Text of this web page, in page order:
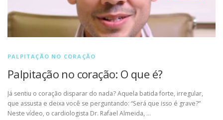
PALPITAÇÃO NO CORAÇÃO
Palpitação no coração: O que é?
Já sentiu o coração disparar do nada? Aquela batida forte, irregular,
que assusta e deixa você se perguntando: “Será que isso é grave?”
Neste vídeo, o cardiologista Dr. Rafael Almeida, …